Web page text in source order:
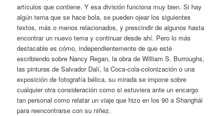
artículos que contiene. Y esa división funciona muy bien. Si hay
algún tema que se hace bola, se pueden ojear los siguientes
textos, más o menos relacionados, y prescindir de algunos hasta
encontrar un nuevo tema y continuar desde ahí. Pero lo más
destacable es cómo, independientemente de que esté
escribiendo sobre Nancy Regan, la obra de William S. Burroughs,
las pinturas de Salvador Dalí, la Coca-cola-colonización o una
exposición de fotografía bélica, su mirada se impone sobre
cualquier otra consideración como si estuviera ante un encargo
tan personal como relatar un viaje que hizo en los 90 a Shanghái
para reencontrarse con su niñez.